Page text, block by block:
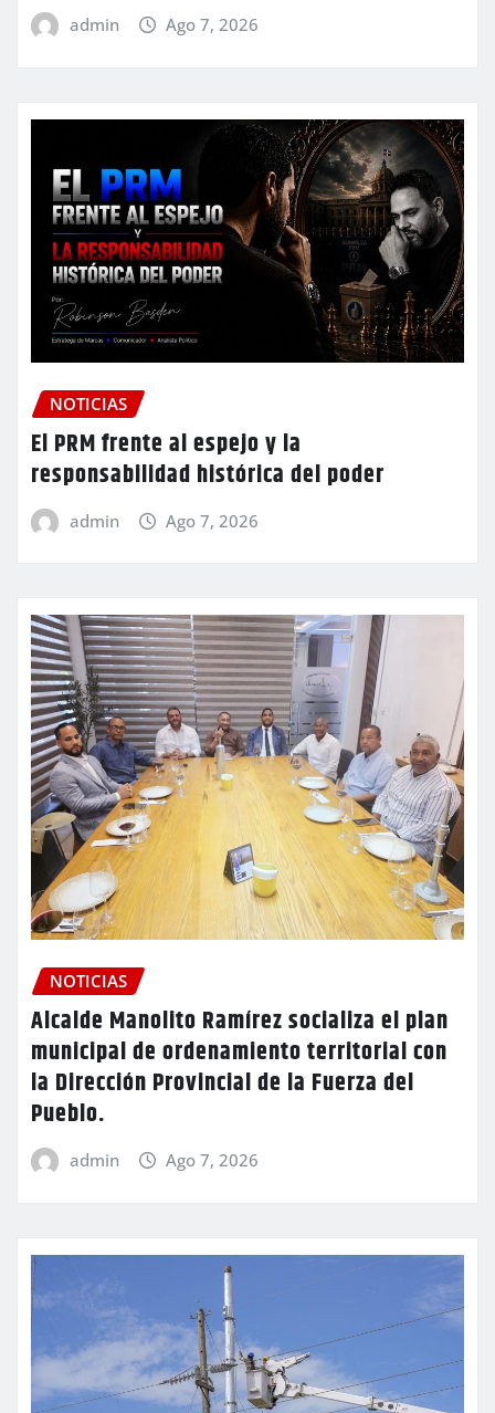
admin Ago 7, 2026
NOTICIAS
El PRM frente al espejo y la
responsabilidad histórica del poder
admin Ago 7, 2026
NOTICIAS
Alcalde Manolito Ramírez socializa el plan
municipal de ordenamiento territorial con
la Dirección Provincial de la Fuerza del
Pueblo.
admin Ago 7, 2026